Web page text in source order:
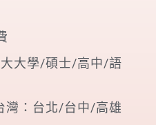
大學/碩士/高中/語
灣：台北/台中/高雄